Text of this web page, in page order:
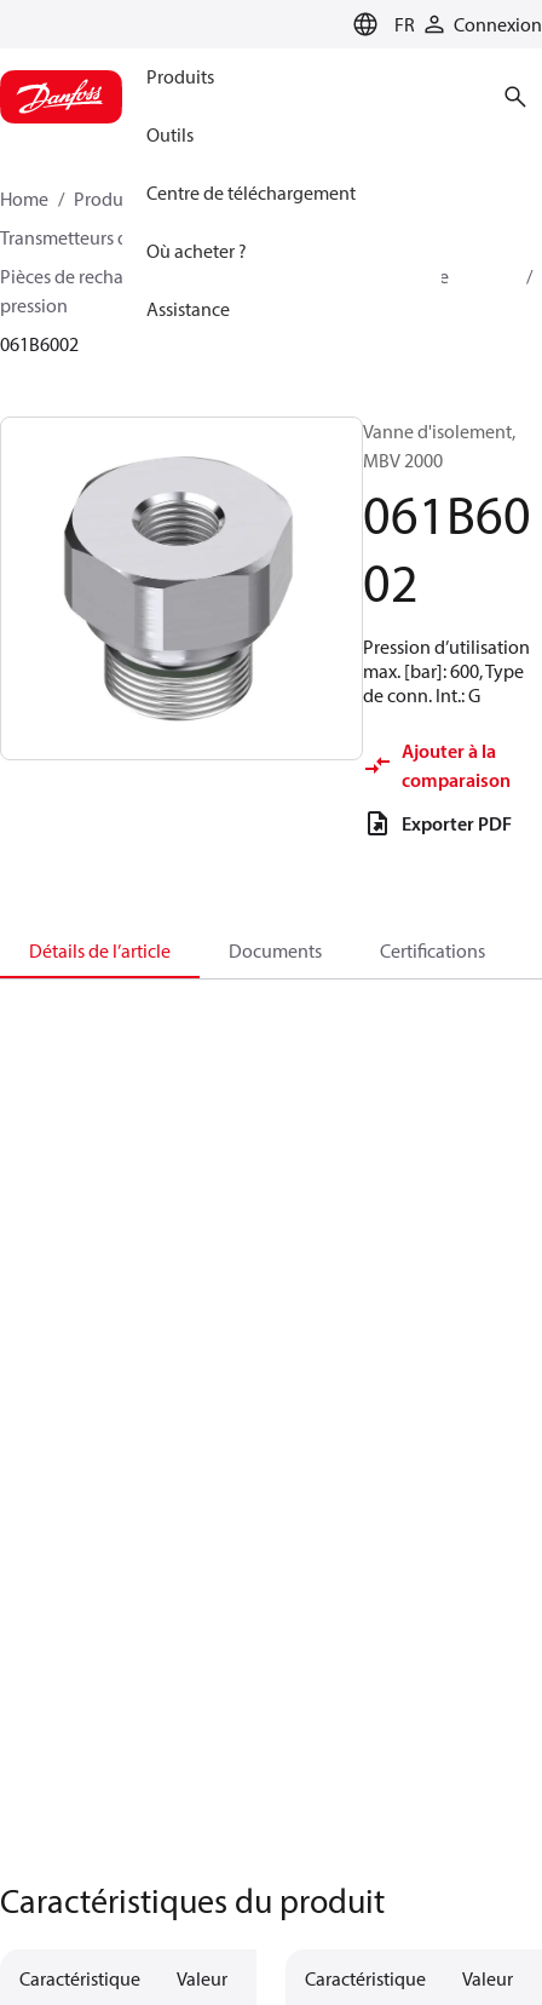
FR Connexion
Produits
Outils
Centre de téléchargement
Où acheter ?
Assistance
Home Produits
Sensing solutions
Transmetteurs de pression et accessoires
Pièces de rechange et accessoires pour transmetteurs de
pression
061B6002
Vanne d'isolement,
MBV 2000
061B60
02
Pression d’utilisation
max. [bar]: 600, Type
de conn. Int.: G
Ajouter à la
comparaison
Exporter PDF
Détails de l’article Documents Certifications
Caractéristiques du produit
Caractéristique Valeur Caractéristique Valeur